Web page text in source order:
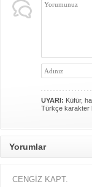
UYARI: Küfür,
Türkçe karakter
Yorumlar
CENGİZ KAPT.